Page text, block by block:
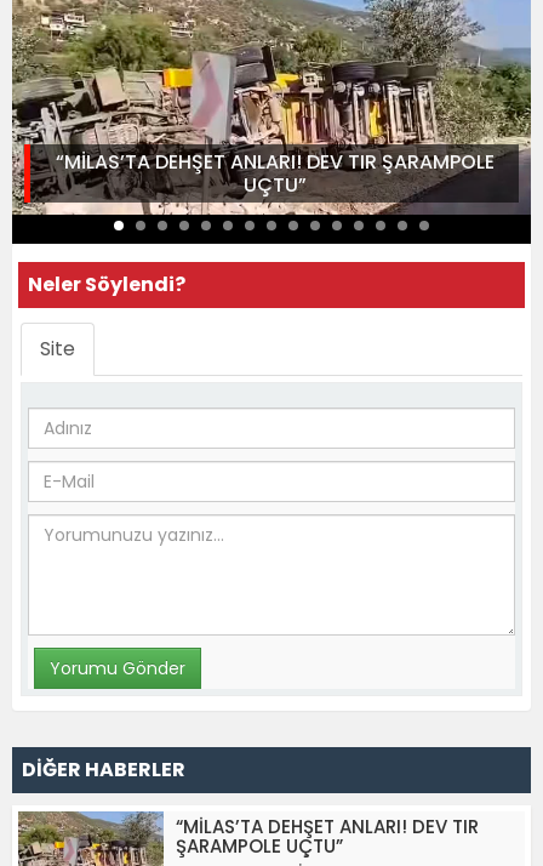
“MİLAS’TA DEHŞET ANLARI! DEV TIR ŞARAMPOLE
UÇTU”
Neler Söylendi?
Site
DİĞER HABERLER
“MİLAS’TA DEHŞET ANLARI! DEV TIR
ŞARAMPOLE UÇTU”